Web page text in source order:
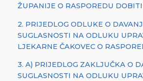
ŽUPANIJE O RASPOREDU DOBITI
2. PRIJEDLOG ODLUKE O
SUGLASNOSTI NA ODLUKU
LJEKARNE ČAKOVEC O
3. A) PRIJEDLOG ZAKLJUČKA O
SUGLASNOSTI NA ODLUKU